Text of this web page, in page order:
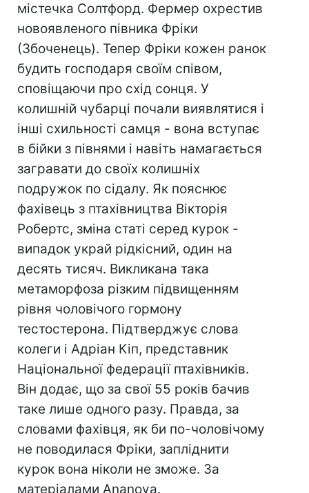
містечка Солтфорд. Фермер охрестив
новоявленого півника Фріки
(Збоченець). Тепер Фріки кожен ранок
будить господаря своїм співом,
сповіщаючи про схід сонця. У
колишній чубарці почали виявлятися і
інші схильності самця - вона вступає
в бійки з півнями і навіть намагається
загравати до своїх колишніх
подружок по сідалу. Як пояснює
фахівець з птахівництва Вікторія
Робертс, зміна статі серед курок -
випадок украй рідкісний, один на
десять тисяч. Викликана така
метаморфоза різким підвищенням
рівня чоловічого гормону
тестостерона. Підтверджує слова
колеги і Адріан Кіп, представник
Національної федерації птахівників.
Він додає, що за свої 55 років бачив
таке лише одного разу. Правда, за
словами фахівця, як би по-чоловічому
не поводилася Фріки, запліднити
курок вона ніколи не зможе. За
матеріалами Ananova.